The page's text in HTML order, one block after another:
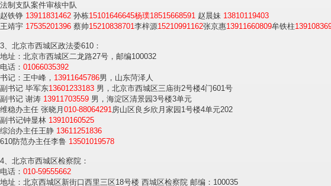
法制支队案件审核中队
赵铁铮 13911831462 孙栋15101646645杨璞18515668591 赵晨妹 13810119403
王靖宇 17535201396 蔡帅15210838701李梓源15210991162张京惠13911660809牟铁柱
3、北京市西城区政法委610：
地址：北京市西城区二龙路27号，邮编100032
电话： 01066035392
书记：王中峰， 13911645786男，山东菏泽人
副书记 毕军东13601233183 男，北京市西城区三庙街2号楼4门601号
副书记 谢涛 13911703559 男，海淀区清景园3号楼3单元
维稳办主任 张晓月 010-88064291房山区良乡欣月家园1号楼4单元202
副书记钟显林 13910160525
综治办主任王静 13611251836
610防范办主任李鲁 13501019578
4、北京市西城区检察院：
电话： 010-59555662
地址：北京西城区新街口西里三区18号楼 西城区检察院 邮编：100035